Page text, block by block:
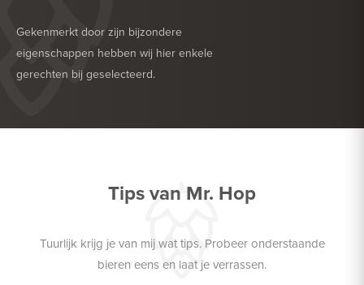
Gekenmerkt door zijn bijzondere
eigenschappen hebben wij hier enkele
gerechten bij geselecteerd.
HEERLIJK BIJ
Tips van Mr. Hop
Tuurlijk krijg je van mij wat tips. Probeer onderstaande
bieren eens en laat je verrassen.